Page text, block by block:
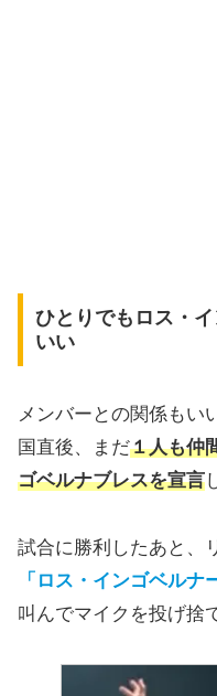
ひとりでもロス・
いい
メンバーとの関係もい
国直後、まだ１人も仲
ゴベルナブレスを宣言
試合に勝利したあと、
「ロス・インゴベル
叫んでマイクを投げ捨